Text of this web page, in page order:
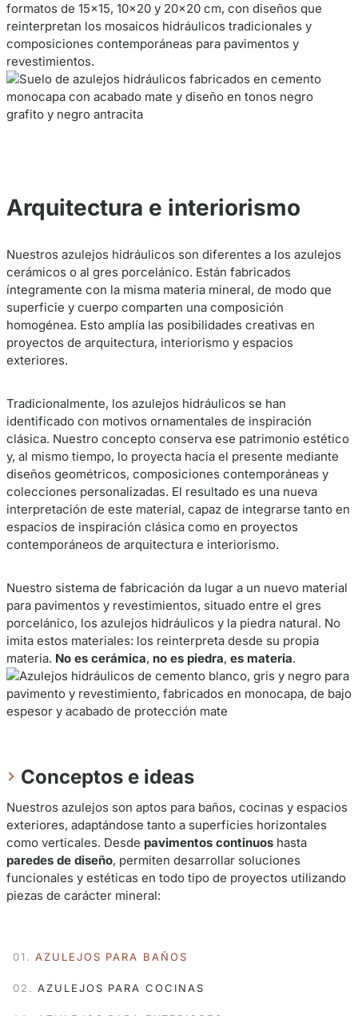
formatos de 15×15, 10×20 y 20×20 cm, con diseños que
reinterpretan los mosaicos hidráulicos tradicionales y
composiciones contemporáneas para pavimentos y
revestimientos.
Arquitectura e interiorismo
Nuestros azulejos hidráulicos son diferentes a los azulejos
cerámicos o al gres porcelánico. Están fabricados
íntegramente con la misma materia mineral, de modo que
superficie y cuerpo comparten una composición
homogénea. Esto amplía las posibilidades creativas en
proyectos de arquitectura, interiorismo y espacios
exteriores.
Tradicionalmente, los azulejos hidráulicos se han
identificado con motivos ornamentales de inspiración
clásica. Nuestro concepto conserva ese patrimonio estético
y, al mismo tiempo, lo proyecta hacia el presente mediante
diseños geométricos, composiciones contemporáneas y
colecciones personalizadas. El resultado es una nueva
interpretación de este material, capaz de integrarse tanto en
espacios de inspiración clásica como en proyectos
contemporáneos de arquitectura e interiorismo.
Nuestro sistema de fabricación da lugar a un nuevo material
para pavimentos y revestimientos, situado entre el gres
porcelánico, los azulejos hidráulicos y la piedra natural. No
imita estos materiales: los reinterpreta desde su propia
materia. No es cerámica, no es piedra, es materia.
Conceptos e ideas
Nuestros azulejos son aptos para baños, cocinas y espacios
exteriores, adaptándose tanto a superficies horizontales
como verticales. Desde pavimentos continuos hasta
paredes de diseño, permiten desarrollar soluciones
funcionales y estéticas en todo tipo de proyectos utilizando
piezas de carácter mineral:
AZULEJOS PARA BAÑOS
AZULEJOS PARA COCINAS